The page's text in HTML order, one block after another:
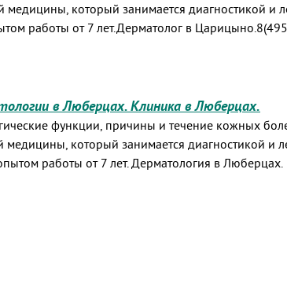
медицины, который занимается диагностикой
работы от 7 лет.Дерматолог в
в Люберцах. Клиника в Люберцах.
функции, причины и течение кожных
медицины, который занимается диагностикой
работы от 7 лет. Дерматология в Люберцах.